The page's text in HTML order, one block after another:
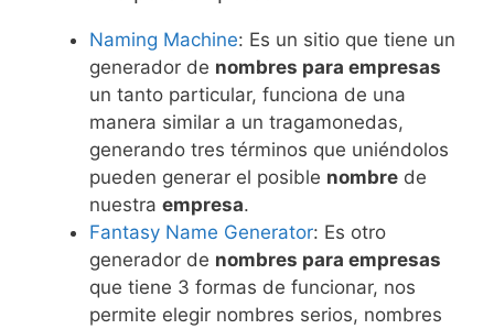
Naming Machine: Es un sitio que tiene un
generador de nombres para empresas
un tanto particular, funciona de una
manera similar a un tragamonedas,
generando tres términos que uniéndolos
pueden generar el posible nombre de
nuestra empresa.
Fantasy Name Generator: Es otro
generador de nombres para empresas
que tiene 3 formas de funcionar, nos
permite elegir nombres serios, nombres